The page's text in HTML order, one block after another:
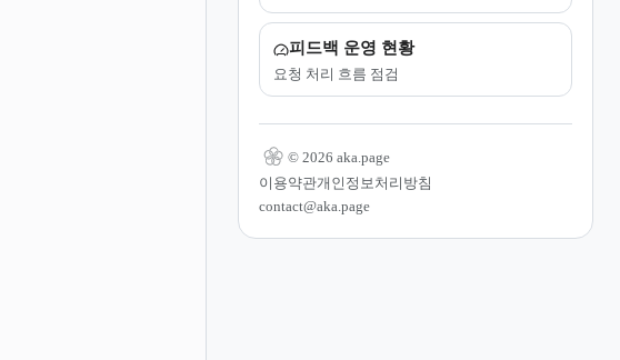
피드백 운영 현황
요청 처리 흐름 점검
© 2026 aka.page
이용약관개인정보처리방침
contact@aka.page